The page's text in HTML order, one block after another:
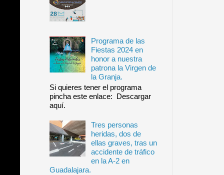
Programa de las
Fiestas 2024 en
honor a nuestra
patrona la Virgen de
la Granja.
Si quieres tener el programa
pincha este enlace: Descargar
aquí.
Tres personas
heridas, dos de
ellas graves, tras un
accidente de tráfico
en la A-2 en
Guadalajara.